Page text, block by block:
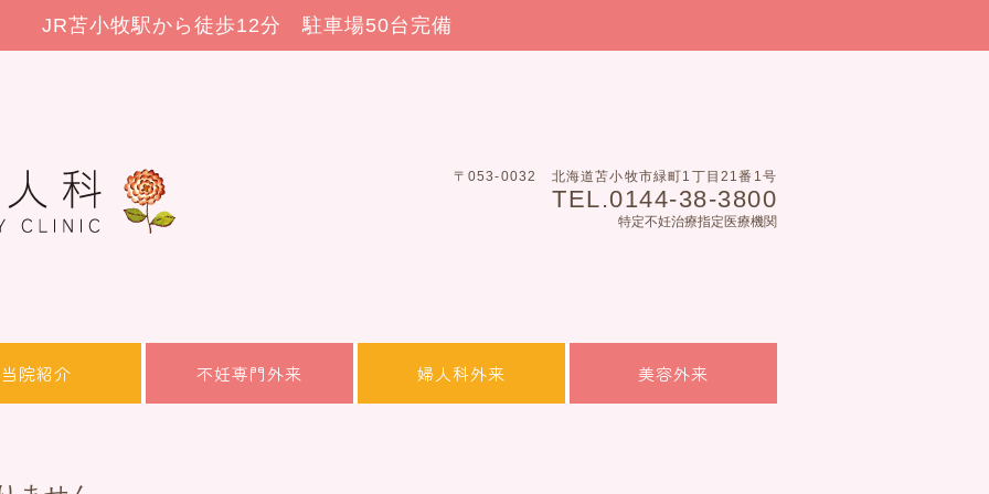
JR苫小牧駅から徒歩12分 駐車場50台完備
〒053-0032 北海道苫小牧市緑町1丁目21番1号
TEL.0144-38-3800
特定不妊治療指定医療機関
当院紹介 不妊専門外来 婦人科外来 美容外来